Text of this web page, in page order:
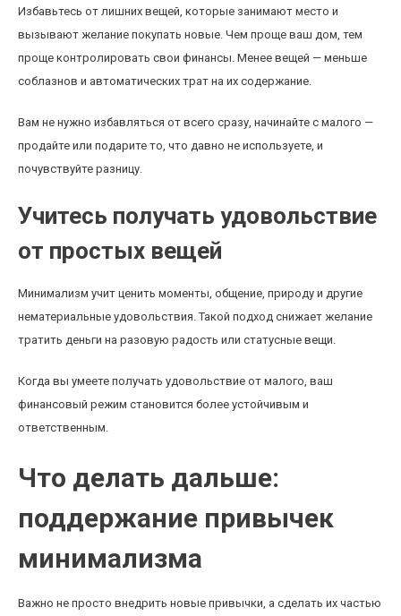
Избавьтесь от лишних вещей, которые занимают место и
вызывают желание покупать новые. Чем проще ваш дом, тем
проще контролировать свои финансы. Менее вещей — меньше
соблазнов и автоматических трат на их содержание.
Вам не нужно избавляться от всего сразу, начинайте с малого —
продайте или подарите то, что давно не используете, и
почувствуйте разницу.
Учитесь получать удовольствие
от простых вещей
Минимализм учит ценить моменты, общение, природу и другие
нематериальные удовольствия. Такой подход снижает желание
тратить деньги на разовую радость или статусные вещи.
Когда вы умеете получать удовольствие от малого, ваш
финансовый режим становится более устойчивым и
ответственным.
Что делать дальше:
поддержание привычек
минимализма
Важно не просто внедрить новые привычки, а сделать их частью